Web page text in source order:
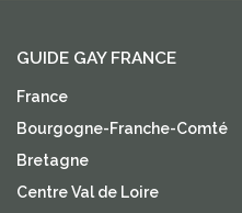
GUIDE GAY FRANCE
France
Bourgogne-Franche-Comté
Bretagne
Centre Val de Loire